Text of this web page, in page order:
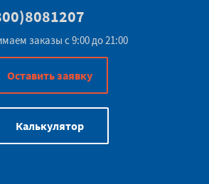
заказы с 9:00 до 21:00
Оставить заявку
Калькулятор